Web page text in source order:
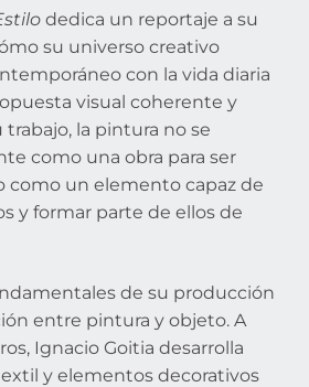
dedica un reportaje a su
su universo creativo
con la vida diaria
visual coherente y
trabajo, la pintura no se
como una obra para ser
como un elemento capaz de
y formar parte de ellos de
de su producción
entre pintura y objeto. A
Ignacio Goitia desarrolla
y elementos decorativos